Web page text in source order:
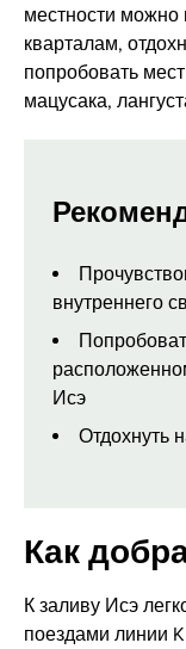
местности можно
кварталам,
попробовать
мацусака,
внутреннего
Исэ
Отдохнуть
Как
К заливу Исэ
поездами линии